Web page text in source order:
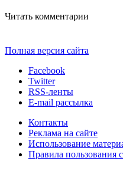
Читать комментарии
Полная версия сайта
Facebook
Twitter
RSS-ленты
E-mail рассылка
Контакты
Реклама на сайте
Использование
Правила пользования